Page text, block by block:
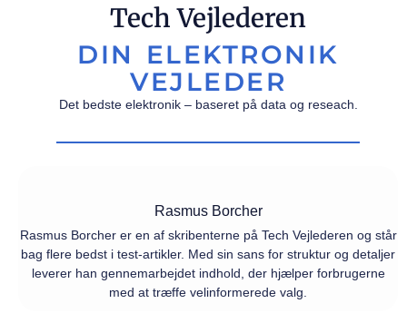
Tech Vejlederen
DIN ELEKTRONIK
VEJLEDER
Det bedste elektronik – baseret på data og reseach.
Rasmus Borcher
Rasmus Borcher er en af skribenterne på Tech Vejlederen og står
bag flere bedst i test-artikler. Med sin sans for struktur og detaljer
leverer han gennemarbejdet indhold, der hjælper forbrugerne
med at træffe velinformerede valg.